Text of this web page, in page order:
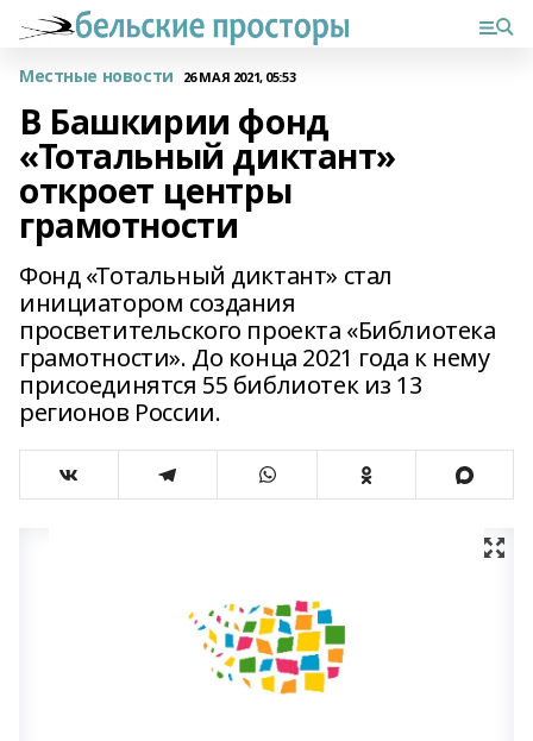
Местные новости 26 МАЯ 2021, 05:53
В Башкирии фонд
«Тотальный диктант»
откроет центры
грамотности
Фонд «Тотальный диктант» стал
инициатором создания
просветительского проекта «Библиотека
грамотности». До конца 2021 года к нему
присоединятся 55 библиотек из 13
регионов России.